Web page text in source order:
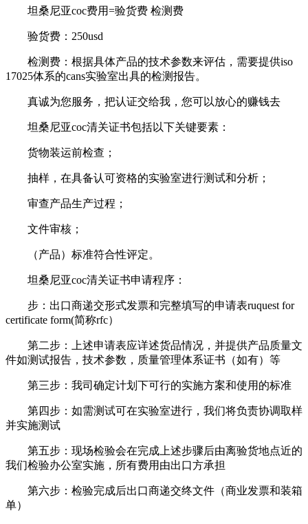
坦桑尼亚coc费用=验货费 检测费
验货费：250usd
检测费：根据具体产品的技术参数来评估，需要提供iso
17025体系的cans实验室出具的检测报告。
真诚为您服务，把认证交给我，您可以放心的赚钱去
坦桑尼亚coc清关证书包括以下关键要素：
货物装运前检查；
抽样，在具备认可资格的实验室进行测试和分析；
审查产品生产过程；
文件审核；
（产品）标准符合性评定。
坦桑尼亚coc清关证书申请程序：
步：出口商递交形式发票和完整填写的申请表ruquest for
certificate form(简称rfc）
第二步：上述申请表应详述货品情况，并提供产品质量文
件如测试报告，技术参数，质量管理体系证书（如有）等
第三步：我司确定计划下可行的实施方案和使用的标准
第四步：如需测试可在实验室进行，我们将负责协调取样
并实施测试
第五步：现场检验会在完成上述步骤后由离验货地点近的
我们检验办公室实施，所有费用由出口方承担
第六步：检验完成后出口商递交终文件（商业发票和装箱
单）